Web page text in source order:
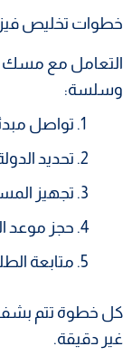
خطوات تخليص
التعامل مع مسك
وسلسة:
تواصل
تحديد
تجهيز
حجز موعد
متابعة
كل خطوة تتم
غير دقيقة.